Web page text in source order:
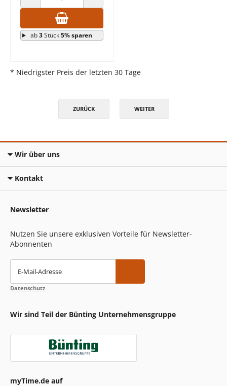
ANZAHL VERRINGERN ANZAHL ERHÖHEN
ab3Stück5% sparen
* Niedrigster Preis der letzten 30 Tage
ZURÜCK WEITER
Wir über uns
Kontakt
Newsletter
Nutzen Sie unsere exklusiven Vorteile für Newsletter-
Abonnenten
E-Mail-Adresse
Datenschutz
Wir sind Teil der Bünting Unternehmensgruppe
myTime.de auf